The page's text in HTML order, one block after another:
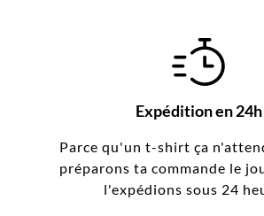
Expédition en 24h
Parce qu'un t-shirt ça
préparons ta commande le
l'expédions sous 24